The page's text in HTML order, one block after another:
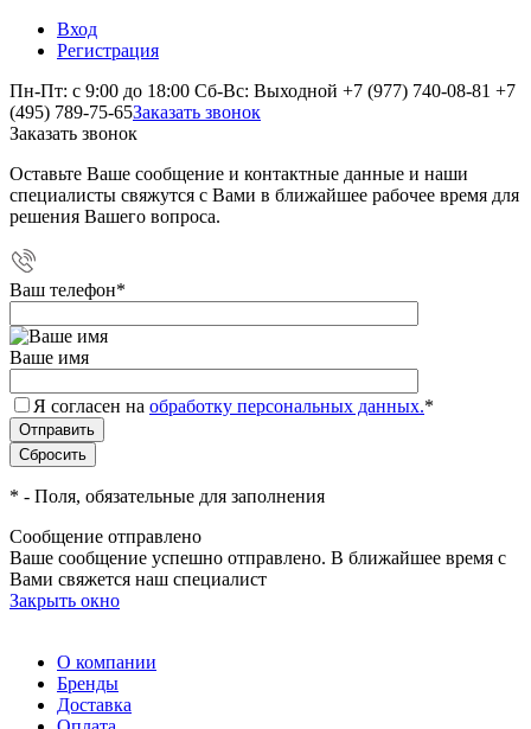
Вход
Регистрация
Пн-Пт: с 9:00 до 18:00 Сб-Вс: Выходной +7 (977) 740-08-81 +7
(495) 789-75-65Заказать звонок
Заказать звонок
Оставьте Ваше сообщение и контактные данные и наши
специалисты свяжутся с Вами в ближайшее рабочее время для
решения Вашего вопроса.
Ваш телефон*
Ваше имя
Я согласен на обработку персональных данных.*
* - Поля, обязательные для заполнения
Сообщение отправлено
Ваше сообщение успешно отправлено. В ближайшее время с
Вами свяжется наш специалист
Закрыть окно
О компании
Бренды
Доставка